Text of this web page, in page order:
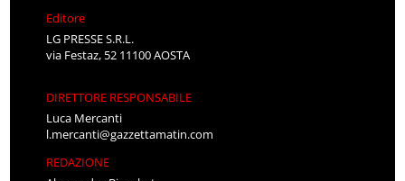
Editore
LG PRESSE S.R.L.
via Festaz, 52 11100 AOSTA
DIRETTORE RESPONSABILE
Luca Mercanti
l.mercanti@gazzettamatin.com
REDAZIONE